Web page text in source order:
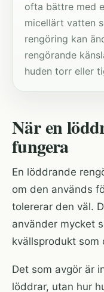
ofta bättre med
micellärt vatten
rengöring kan
rengörande
huden torr eller
När en
fungera
En löddrande
om den används
tolererar den väl.
använder mycket
kvällsprodukt
Det som avgör är
löddrar, utan hur